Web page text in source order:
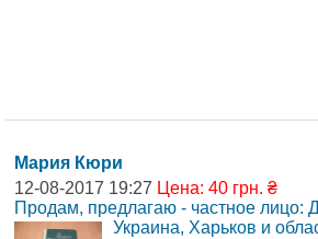
Мария Кюри
12-08-2017 19:27 Цена: 40 грн. ₴
Продам, предлагаю - частное лицо:
Украина, Харьков и